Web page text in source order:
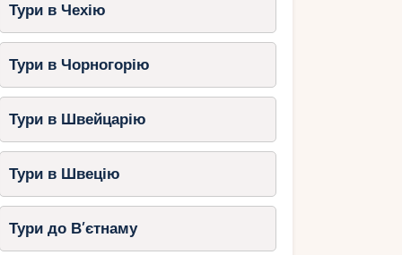
Тури в Чехію
Тури в Чорногорію
Тури в Швейцарію
Тури в Швецію
Тури до В’єтнаму